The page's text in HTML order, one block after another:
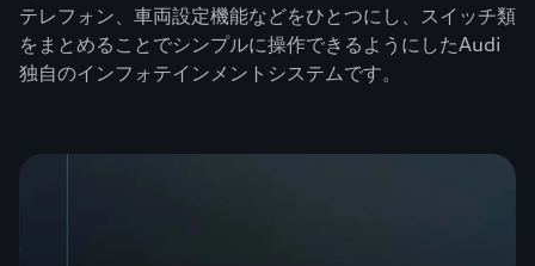
テレフォン、車両設定機能などをひとつにし、スイッチ類
をまとめることでシンプルに操作できるようにしたAudi
独自のインフォテインメントシステムです。